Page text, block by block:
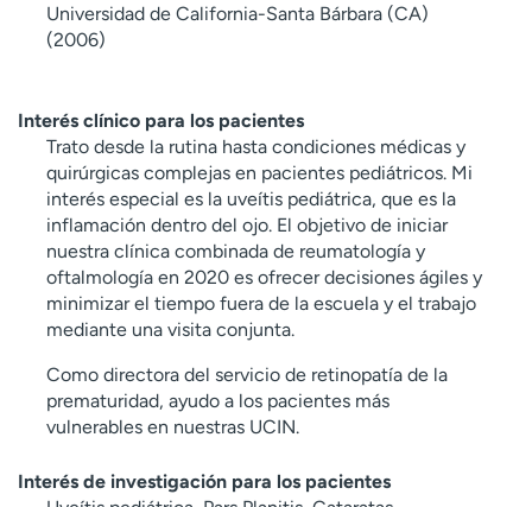
Universidad de California-Santa Bárbara (CA)
(2006)
Interés clínico para los pacientes
Trato desde la rutina hasta condiciones médicas y
quirúrgicas complejas en pacientes pediátricos. Mi
interés especial es la uveítis pediátrica, que es la
inflamación dentro del ojo. El objetivo de iniciar
nuestra clínica combinada de reumatología y
oftalmología en 2020 es ofrecer decisiones ágiles y
minimizar el tiempo fuera de la escuela y el trabajo
mediante una visita conjunta.
Como directora del servicio de retinopatía de la
prematuridad, ayudo a los pacientes más
vulnerables en nuestras UCIN.
Interés de investigación para los pacientes